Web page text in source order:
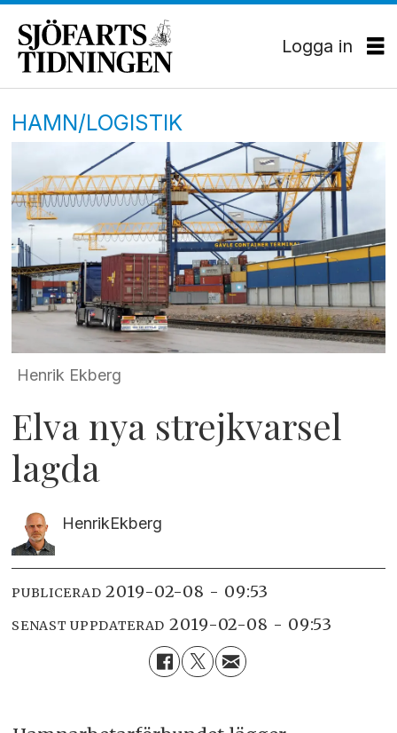
Logga in
HAMN/LOGISTIK
Henrik Ekberg
Elva nya strejkvarsel
lagda
HenrikEkberg
PUBLICERAD 2019-02-08 - 09:53
SENAST UPPDATERAD 2019-02-08 - 09:53